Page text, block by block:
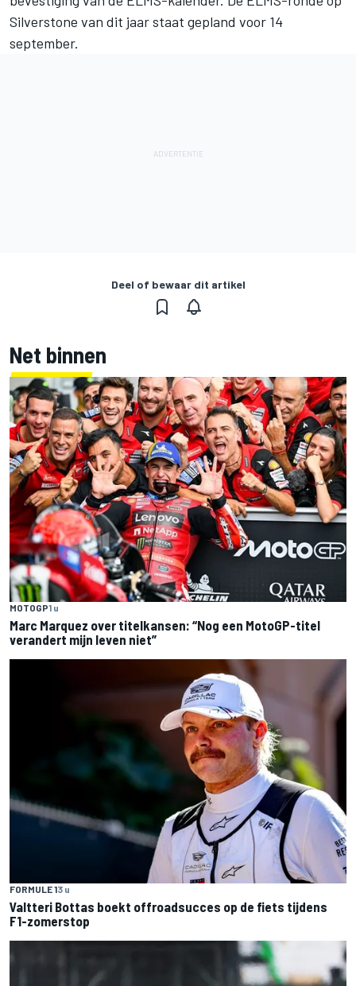
Silverstone van dit jaar staat gepland voor 14
september.
Deel of bewaar dit artikel
Net binnen
MOTOGP1 u
Marc Marquez over titelkansen: “Nog een MotoGP-titel
verandert mijn leven niet”
FORMULE 13 u
Valtteri Bottas boekt offroadsucces op de fiets tijdens
F1-zomerstop